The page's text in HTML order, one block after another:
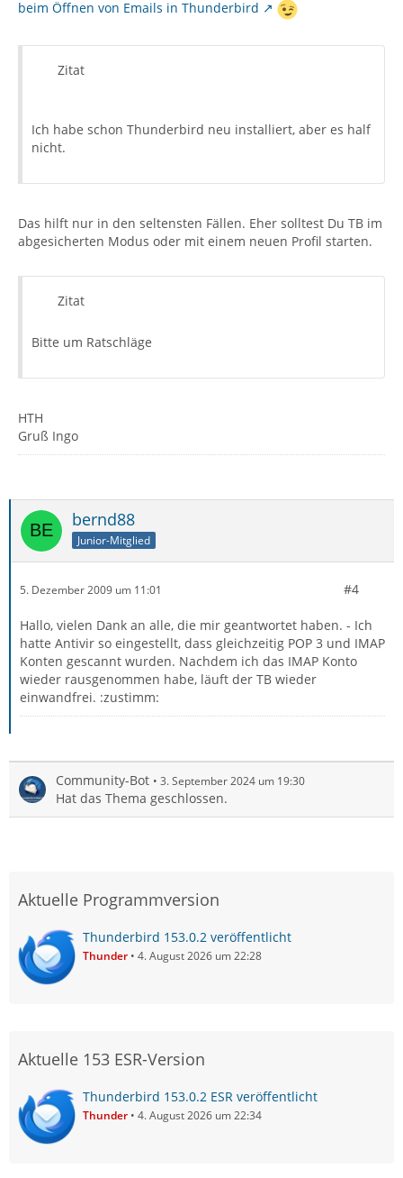
beim Öffnen von Emails in Thunderbird
Zitat
Ich habe schon Thunderbird neu installiert, aber es half
nicht.
Das hilft nur in den seltensten Fällen. Eher solltest Du TB im
abgesicherten Modus oder mit einem neuen Profil starten.
Zitat
Bitte um Ratschläge
HTH
Gruß Ingo
bernd88
Junior-Mitglied
5. Dezember 2009 um 11:01 #4
Hallo, vielen Dank an alle, die mir geantwortet haben. - Ich
hatte Antivir so eingestellt, dass gleichzeitig POP 3 und IMAP
Konten gescannt wurden. Nachdem ich das IMAP Konto
wieder rausgenommen habe, läuft der TB wieder
einwandfrei. :zustimm:
Community-Bot 3. September 2024 um 19:30
Hat das Thema geschlossen.
Aktuelle Programmversion
Thunderbird 153.0.2 veröffentlicht
Thunder 4. August 2026 um 22:28
Aktuelle 153 ESR-Version
Thunderbird 153.0.2 ESR veröffentlicht
Thunder 4. August 2026 um 22:34